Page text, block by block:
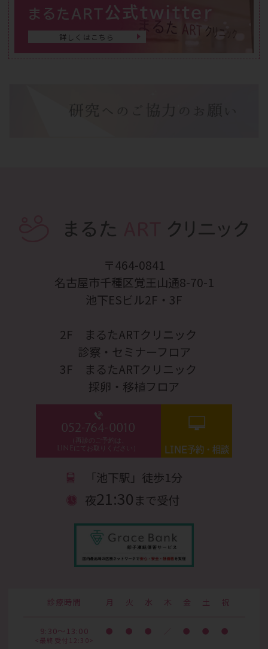
まるたART 公式twitter
詳しくはこちら
〒464-0841
名古屋市千種区覚王山通8-70-1
池下ESビル2F・3F
2F まるたARTクリニック
診察・セミナーフロア
3F まるたARTクリニック
採卵・移植フロア
052-764-0010
（再診のご予約は、
LINEにてお取りください） LINE予約・相談
「池下駅」徒歩1分
夜21:30 まで受付
診療時間 月 火 水 木 金 土 祝
9:30～13:00
<最終受付12:30>
● ● ● ● ● ●